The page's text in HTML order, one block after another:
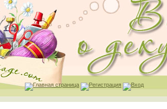
Главная страница Регистрация Вход